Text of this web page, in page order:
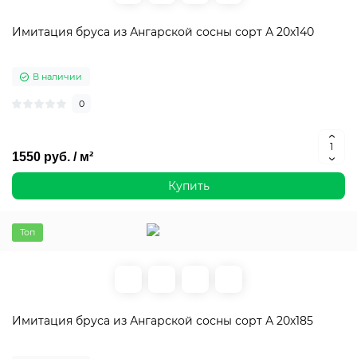
Имитация бруса из Ангарской сосны сорт А 20х140
В наличии
0
1550 руб. / м²
Купить
Топ
Имитация бруса из Ангарской сосны сорт А 20х185